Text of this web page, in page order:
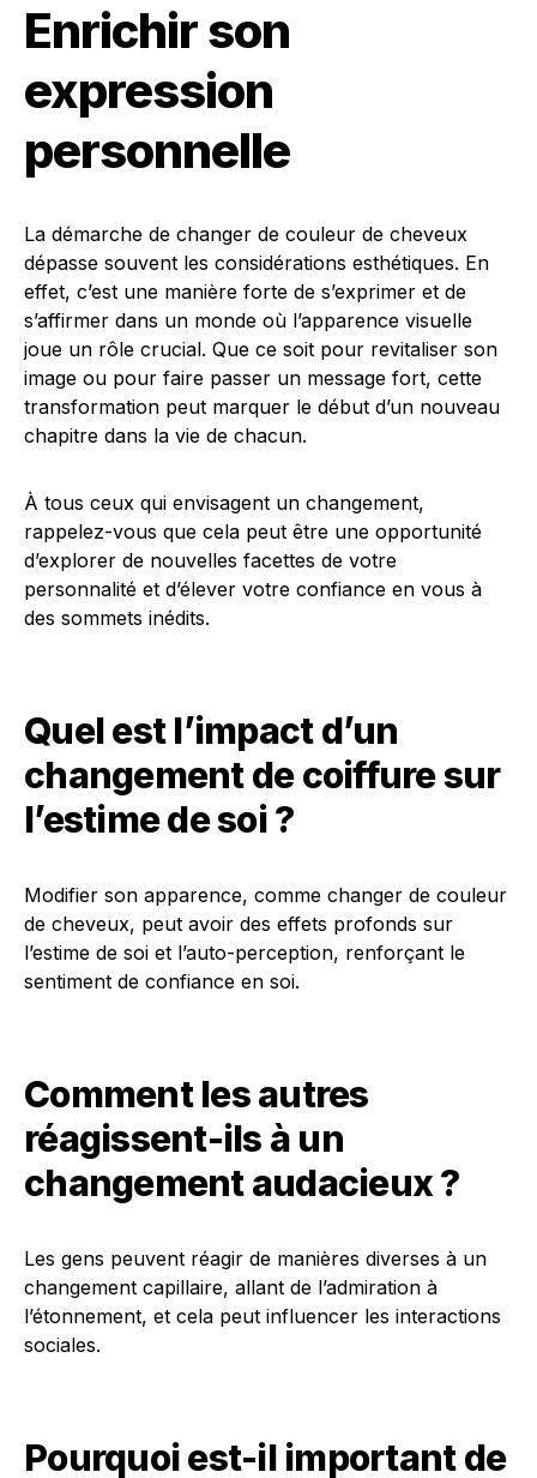
Enrichir son
expression
personnelle
La démarche de changer de couleur de cheveux
dépasse souvent les considérations esthétiques. En
effet, c’est une manière forte de s’exprimer et de
s’affirmer dans un monde où l’apparence visuelle
joue un rôle crucial. Que ce soit pour revitaliser son
image ou pour faire passer un message fort, cette
transformation peut marquer le début d’un nouveau
chapitre dans la vie de chacun.
À tous ceux qui envisagent un changement,
rappelez-vous que cela peut être une opportunité
d’explorer de nouvelles facettes de votre
personnalité et d’élever votre confiance en vous à
des sommets inédits.
Quel est l’impact d’un
changement de coiffure sur
l’estime de soi ?
Modifier son apparence, comme changer de couleur
de cheveux, peut avoir des effets profonds sur
l’estime de soi et l’auto-perception, renforçant le
sentiment de confiance en soi.
Comment les autres
réagissent-ils à un
changement audacieux ?
Les gens peuvent réagir de manières diverses à un
changement capillaire, allant de l’admiration à
l’étonnement, et cela peut influencer les interactions
sociales.
Pourquoi est-il important de